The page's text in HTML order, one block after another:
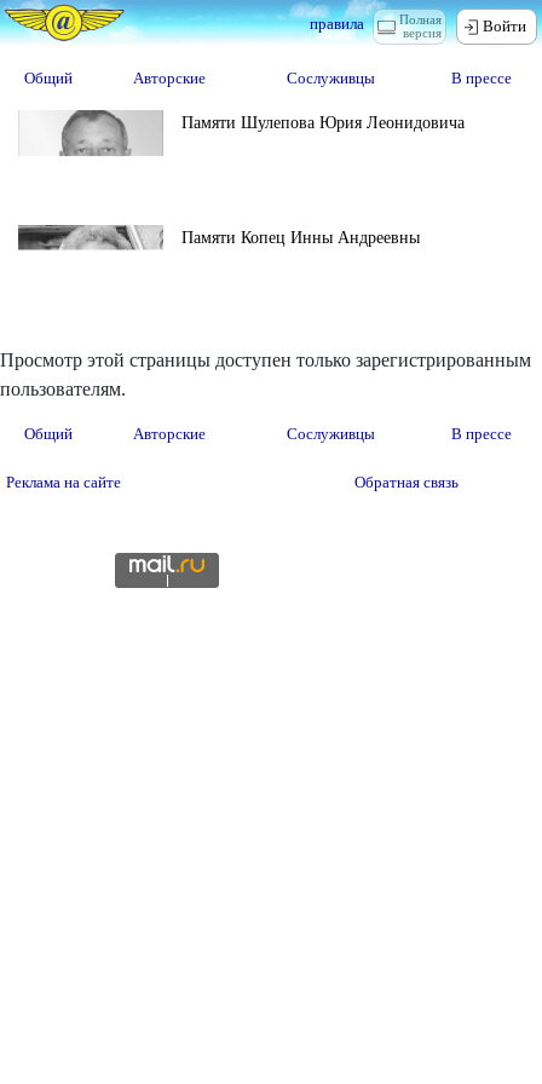
Полная
версия
правила Войти
Общий Авторские Сослуживцы В прессе
Памяти Шулепова Юрия Леонидовича
Памяти Копец Инны Андреевны
Просмотр этой страницы доступен только зарегистрированным
пользователям.
Общий Авторские Сослуживцы В прессе
Реклама на сайте Обратная связь